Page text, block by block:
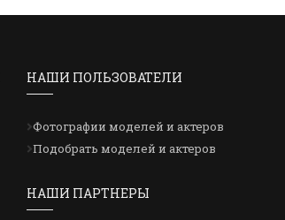
НАШИ ПОЛЬЗОВАТЕЛИ
Фотографии моделей и актеров
Подобрать моделей и актеров
НАШИ ПАРТНЕРЫ